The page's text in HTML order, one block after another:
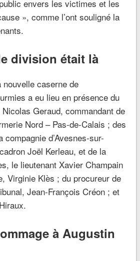
envers les victimes et les
», comme l’ont souligné la
division était là
nouvelle caserne de
a eu lieu en présence du
Geraud, commandant de
Nord – Pas-de-Calais ; des
d’Avesnes-sur-
Joël Kerleau, et de la
le lieutenant Xavier Champain
Virginie Klès ; du procureur de
Jean-François Créon ; et
à Augustin